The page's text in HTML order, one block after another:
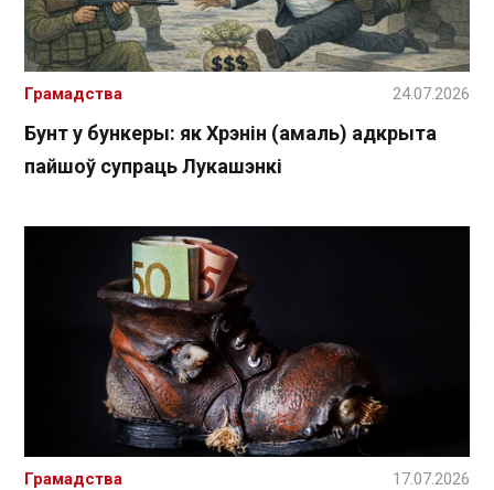
Бунт у бункеры: як Хрэнін (амаль) адкрыта
пайшоў супраць Лукашэнкі
Грамадства 24.07.2026
Грамадства 17.07.2026